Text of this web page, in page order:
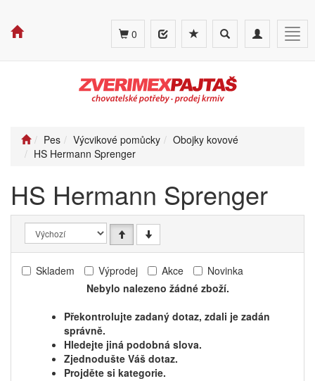
Toggle
navigation
Toggle
search
0
Pes Výcvikové pomůcky
Obojky kovové
HS Hermann Sprenger
HS Hermann Sprenger
Skladem Výprodej Akce
Novinka
Nebylo nalezeno žádné zboží.
Překontrolujte zadaný dotaz, zdali je zadán
správně.
Hledejte jiná podobná slova.
Zjednodušte Váš dotaz.
Projděte si kategorie.